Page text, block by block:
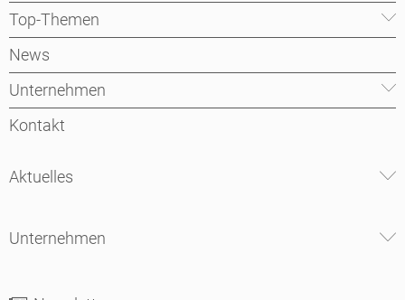
Top-Themen
News
Unternehmen
Kontakt
Aktuelles
Unternehmen